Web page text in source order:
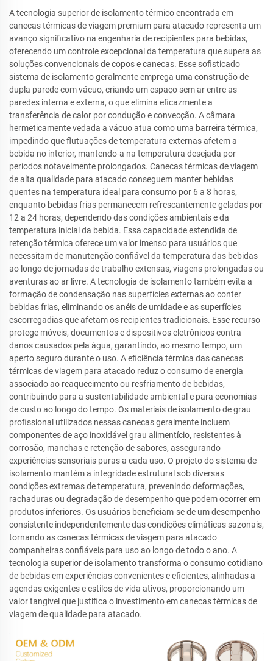
A tecnologia superior de isolamento térmico encontrada em
canecas térmicas de viagem premium para atacado representa um
avanço significativo na engenharia de recipientes para bebidas,
oferecendo um controle excepcional da temperatura que supera as
soluções convencionais de copos e canecas. Esse sofisticado
sistema de isolamento geralmente emprega uma construção de
dupla parede com vácuo, criando um espaço sem ar entre as
paredes interna e externa, o que elimina eficazmente a
transferência de calor por condução e convecção. A câmara
hermeticamente vedada a vácuo atua como uma barreira térmica,
impedindo que flutuações de temperatura externas afetem a
bebida no interior, mantendo-a na temperatura desejada por
períodos notavelmente prolongados. Canecas térmicas de viagem
de alta qualidade para atacado conseguem manter bebidas
quentes na temperatura ideal para consumo por 6 a 8 horas,
enquanto bebidas frias permanecem refrescantemente geladas por
12 a 24 horas, dependendo das condições ambientais e da
temperatura inicial da bebida. Essa capacidade estendida de
retenção térmica oferece um valor imenso para usuários que
necessitam de manutenção confiável da temperatura das bebidas
ao longo de jornadas de trabalho extensas, viagens prolongadas ou
aventuras ao ar livre. A tecnologia de isolamento também evita a
formação de condensação nas superfícies externas ao conter
bebidas frias, eliminando os anéis de umidade e as superfícies
escorregadias que afetam os recipientes tradicionais. Esse recurso
protege móveis, documentos e dispositivos eletrônicos contra
danos causados pela água, garantindo, ao mesmo tempo, um
aperto seguro durante o uso. A eficiência térmica das canecas
térmicas de viagem para atacado reduz o consumo de energia
associado ao reaquecimento ou resfriamento de bebidas,
contribuindo para a sustentabilidade ambiental e para economias
de custo ao longo do tempo. Os materiais de isolamento de grau
profissional utilizados nessas canecas geralmente incluem
componentes de aço inoxidável grau alimentício, resistentes à
corrosão, manchas e retenção de sabores, assegurando
experiências sensoriais puras a cada uso. O projeto do sistema de
isolamento mantém a integridade estrutural sob diversas
condições extremas de temperatura, prevenindo deformações,
rachaduras ou degradação de desempenho que podem ocorrer em
produtos inferiores. Os usuários beneficiam-se de um desempenho
consistente independentemente das condições climáticas sazonais,
tornando as canecas térmicas de viagem para atacado
companheiras confiáveis para uso ao longo de todo o ano. A
tecnologia superior de isolamento transforma o consumo cotidiano
de bebidas em experiências convenientes e eficientes, alinhadas a
agendas exigentes e estilos de vida ativos, proporcionando um
valor tangível que justifica o investimento em canecas térmicas de
viagem de qualidade para atacado.